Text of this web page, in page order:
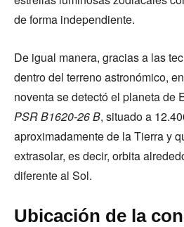
de forma independiente.
De igual manera, gracias a las
dentro del terreno astronómico,
noventa se detectó el planeta de
PSR B1620-26 B, situado a
aproximadamente de la Tierra y
extrasolar, es decir, orbita
diferente al Sol.
Ubicación de la